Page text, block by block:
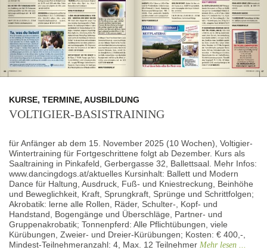
KURSE, TERMINE, AUSBILDUNG
VOLTIGIER-BASISTRAINING
für Anfänger ab dem 15. November 2025 (10 Wochen), Voltigier-
Wintertraining für Fortgeschrittene folgt ab Dezember. Kurs als
Saaltraining in Pinkafeld, Gerbergasse 32, Ballettsaal. Mehr Infos:
www.dancingdogs.at/aktuelles Kursinhalt: Ballett und Modern
Dance für Haltung, Ausdruck, Fuß- und Kniestreckung, Beinhöhe
und Beweglichkeit, Kraft, Sprungkraft, Sprünge und Schrittfolgen;
Akrobatik: lerne alle Rollen, Räder, Schulter-, Kopf- und
Handstand, Bogengänge und Überschläge, Partner- und
Gruppenakrobatik; Tonnenpferd: Alle Pflichtübungen, viele
Kürübungen, Zweier- und Dreier-Kürübungen; Kosten: € 400,-,
Mindest-Teilnehmeranzahl: 4, Max. 12 Teilnehmer Mehr lesen ...